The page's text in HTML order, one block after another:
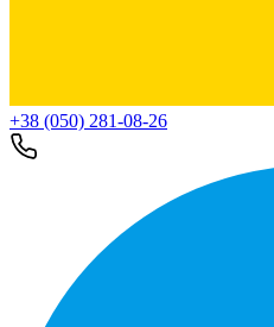
+38 (050) 281-08-26